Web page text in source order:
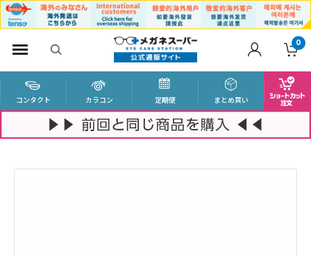
0
コンタクト カラコン 定期便 まとめ買い